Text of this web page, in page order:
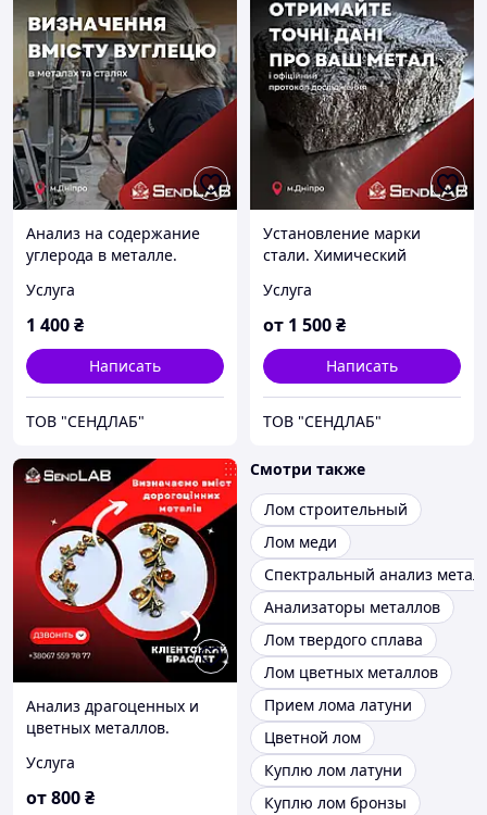
Анализ на содержание
углерода в металле.
металла Днепр.
Услуга
1 400₴
Написать
ТОВ "СЕНДЛАБ"
Установление марки
стали. Химический
Подтверждение марки
стали. Определение
Услуга
от 1 500₴
Написать
ТОВ "СЕНДЛАБ"
Анализ драгоценных и
цветных металлов.
металлического изделия,
сплава.
Услуга
от800₴
Смотри также
Лом строительный
Лом меди
Спектральный анализ
Анализаторы металлов
Лом твердого сплава
Лом цветных металлов
Прием лома латуни
Цветной лом
Куплю лом латуни
Куплю лом бронзы